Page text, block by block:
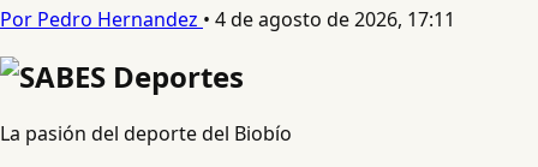
Por Pedro Hernandez • 4 de agosto de 2026, 17:11
La pasión del deporte del Biobío